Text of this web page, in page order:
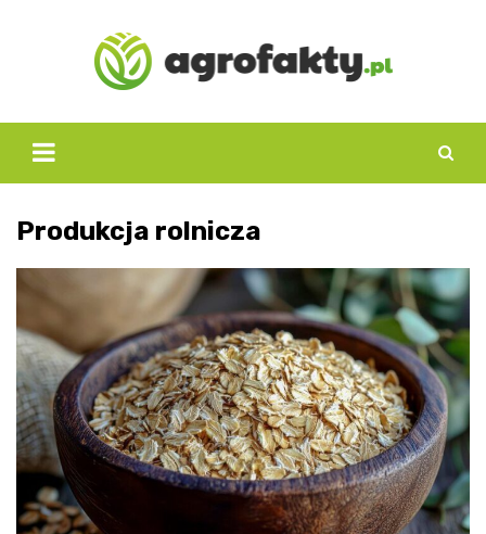
Produkcja rolnicza